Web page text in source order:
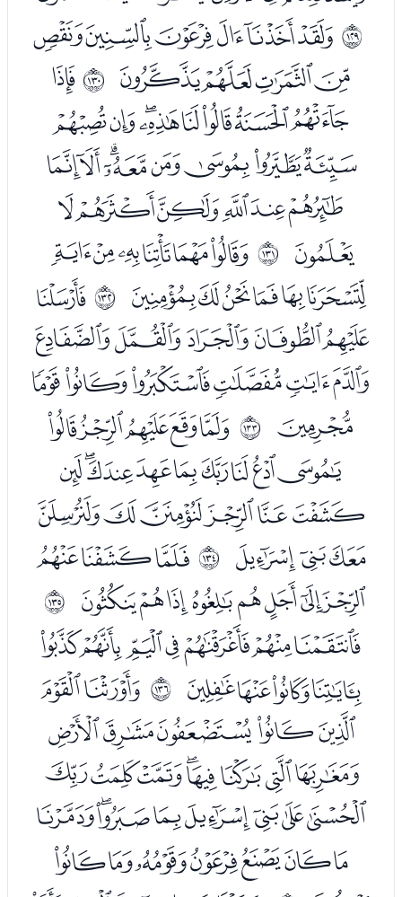
ﲀﯴﯵﯶﯷﯸﯹ
ﯺﯻﯼﯽ ﲁﭑ
ﭒﭓﭔﭕﭖﭗﭘﭙ
ﭚﭛﭜﭝﭞﭟﭠﭡ
ﭢﭣﭤﭥﭦﭧ
ﭨ ﲂ ﭪﭫﭬﭭﭮﭯ
ﭰﭱﭲﭳﭴﭵ ﲃﭷ
ﭸﭹﭺﭻﭼ
ﭽﭾﭿﮀﮁﮂ
ﮃ ﲄ ﮅﮆﮇﮈﮉ
ﮊﮋﮌﮍﮎﮏﮐﮑﮒ
ﮓﮔﮕﮖﮗﮘ
ﮙﮚﮛ ﲅ ﮝﮞﮟ
ﮠﮡﮢﮣﮤﮥﮦﮧ ﲆ
ﮩﮪﮫﮬﮭﮮﮯ
ﮰﮱﯓﯔ ﲇ ﯖﯗ
ﯘﯙﯚﯛﯜ
ﯝﯞﯟﯠﯡﯢﯣﯤ
ﯥﯦﯧﯨﯩﯪﯫﯬ
ﯭﯮﯯﯰﯱﯲﯳ